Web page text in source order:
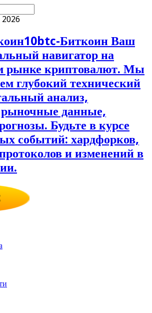
2026
10btc-Биткоин Ваш
навигатор на
рынке криптовалют. Мы
глубокий технический
анализ,
данные,
Будьте в курсе
событий: хардфорков,
и изменений в